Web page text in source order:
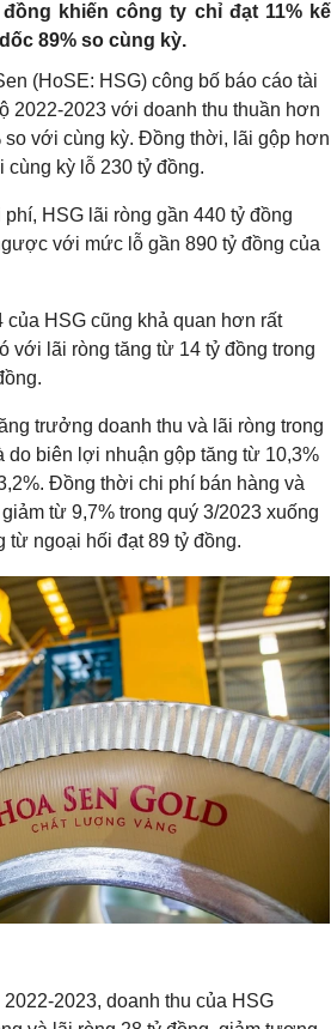
khiến công ty chỉ đạt 11% kế
89% so cùng kỳ.
(HoSE: HSG) công bố báo cáo tài
2022-2023 với doanh thu thuần hơn
so với cùng kỳ. Đồng thời, lãi gộp hơn
cùng kỳ lỗ 230 tỷ đồng.
HSG lãi ròng gần 440 tỷ đồng
với mức lỗ gần 890 tỷ đồng của
của HSG cũng khả quan hơn rất
với lãi ròng tăng từ 14 tỷ đồng trong
trưởng doanh thu và lãi ròng trong
do biên lợi nhuận gộp tăng từ 10,3%
Đồng thời chi phí bán hàng và
từ 9,7% trong quý 3/2023 xuống
từ ngoại hối đạt 89 tỷ đồng.
2023, doanh thu của HSG